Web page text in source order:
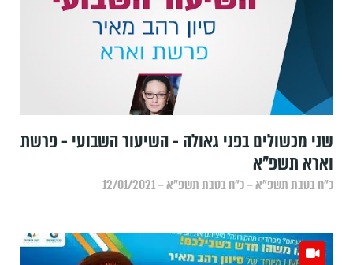
שני מכשולים בפני גאולה - השיעור השבועי - פרשת
וארא תשפ"א
כ״ח בטבת תשפ״א – כ״ח בטבת תשפ״א – 12/01/2021